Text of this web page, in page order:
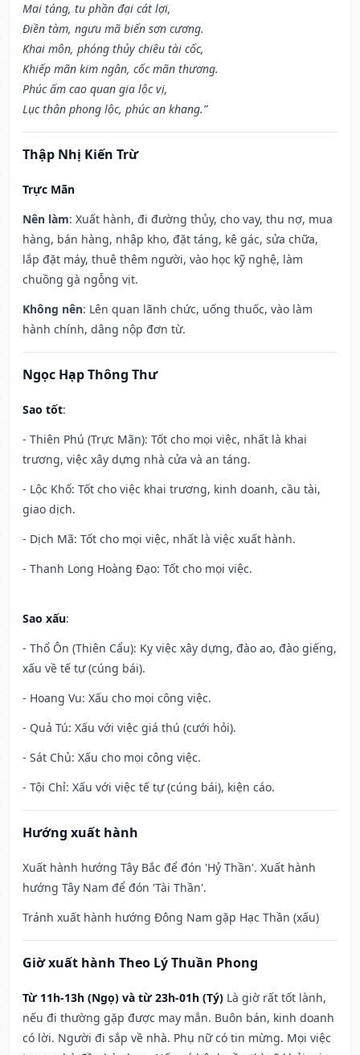
Mai táng, tu phần đại cát lợi,
Điền tàm, ngưu mã biến sơn cương.
Khai môn, phóng thủy chiêu tài cốc,
Khiếp mãn kim ngân, cốc mãn thương.
Phúc ấm cao quan gia lộc vị,
Lục thân phong lộc, phúc an khang.”
Thập Nhị Kiến Trừ
Trực Mãn
Nên làm: Xuất hành, đi đường thủy, cho vay, thu nợ, mua
hàng, bán hàng, nhập kho, đặt táng, kê gác, sửa chữa,
lắp đặt máy, thuê thêm người, vào học kỹ nghệ, làm
chuồng gà ngỗng vịt.
Không nên: Lên quan lãnh chức, uống thuốc, vào làm
hành chính, dâng nộp đơn từ.
Ngọc Hạp Thông Thư
Sao tốt:
- Thiên Phú (Trực Mãn): Tốt cho mọi việc, nhất là khai
trương, việc xây dựng nhà cửa và an táng.
- Lộc Khố: Tốt cho việc khai trương, kinh doanh, cầu tài,
giao dịch.
- Dịch Mã: Tốt cho mọi việc, nhất là việc xuất hành.
- Thanh Long Hoàng Đạo: Tốt cho mọi việc.
Sao xấu:
- Thổ Ôn (Thiên Cẩu): Kỵ việc xây dựng, đào ao, đào giếng,
xấu về tế tự (cúng bái).
- Hoang Vu: Xấu cho mọi công việc.
- Quả Tú: Xấu với việc giá thú (cưới hỏi).
- Sát Chủ: Xấu cho mọi công việc.
- Tội Chỉ: Xấu với việc tế tự (cúng bái), kiện cáo.
Hướng xuất hành
Xuất hành hướng Tây Bắc để đón 'Hỷ Thần'. Xuất hành
hướng Tây Nam để đón 'Tài Thần'.
Tránh xuất hành hướng Đông Nam gặp Hạc Thần (xấu)
Giờ xuất hành Theo Lý Thuần Phong
Từ 11h-13h (Ngọ) và từ 23h-01h (Tý) Là giờ rất tốt lành,
nếu đi thường gặp được may mắn. Buôn bán, kinh doanh
có lời. Người đi sắp về nhà. Phụ nữ có tin mừng. Mọi việc